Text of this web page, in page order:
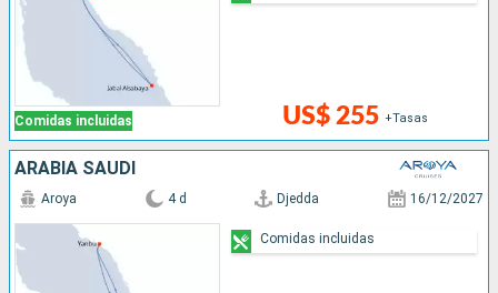
Comidas incluidas US$ 255 +Tasas
ARABIA SAUDÍ
Aroya 4 d Djedda 16/12/2027
Comidas incluidas